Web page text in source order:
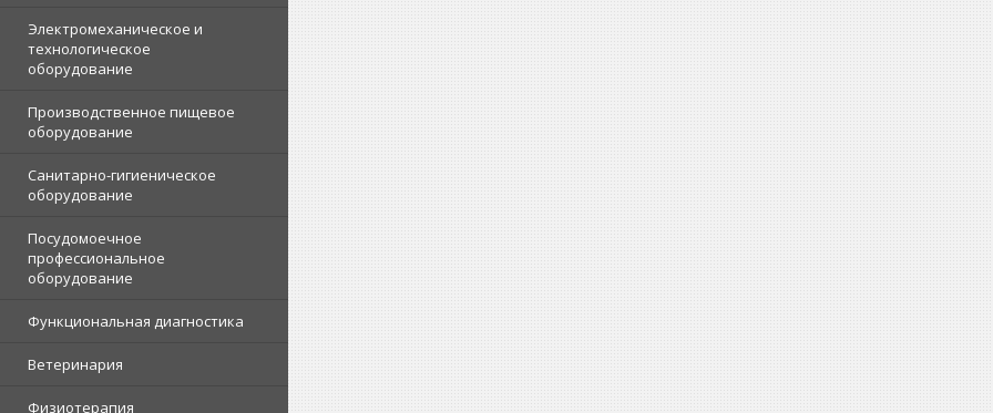
Электромеханическое и
технологическое
оборудование
Производственное пищевое
оборудование
Санитарно-гигиеническое
оборудование
Посудомоечное
профессиональное
оборудование
Функциональная диагностика
Ветеринария
Физиотерапия